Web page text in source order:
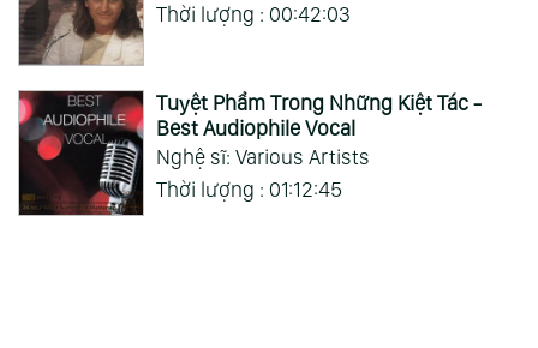
Thời lượng : 00:42:03
Tuyệt Phẩm Trong Những Kiệt Tác -
Best Audiophile Vocal
Nghệ sĩ: Various Artists
Thời lượng : 01:12:45